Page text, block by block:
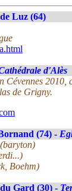
Luz (64)
d'Alès
Cévennes
de Grigny.
(74) -
Boehm)
Gard (30) -